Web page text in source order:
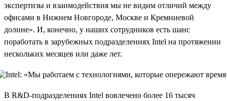
экспертизы и взаимодействия мы не видим отличий между
офисами в Нижнем Новгороде, Москве и Кремниевой
долине». И, конечно, у наших сотрудников есть шанс
поработать в зарубежных подразделениях Intel на протяжении
нескольких месяцев или даже лет.
В R&D-подразделениях Intel вовлечено более 16 тысяч